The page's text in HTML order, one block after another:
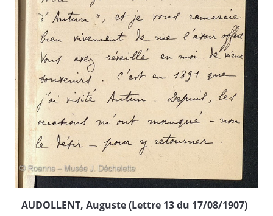
AUDOLLENT, Auguste (Lettre 13 du 17/08/1907)